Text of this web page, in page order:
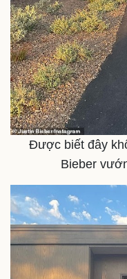
Được biết đây
Bieber